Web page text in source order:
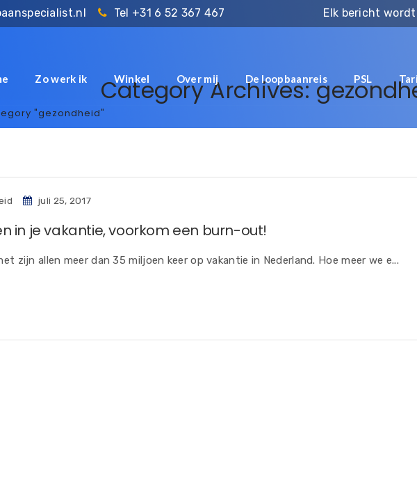
Tel +31 6 52 367 467 Elk bericht
Zo werk ik Winkel Over mij De loopbaanreis PSL
Category Archives:
"gezondheid"
juli 25, 2017
in je vakantie, voorkom een burn-out!
zijn allen meer dan 35 miljoen keer op vakantie in Nederland. Hoe meer we e...